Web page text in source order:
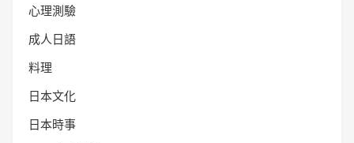
心理測驗
成人日語
料理
日本文化
日本時事